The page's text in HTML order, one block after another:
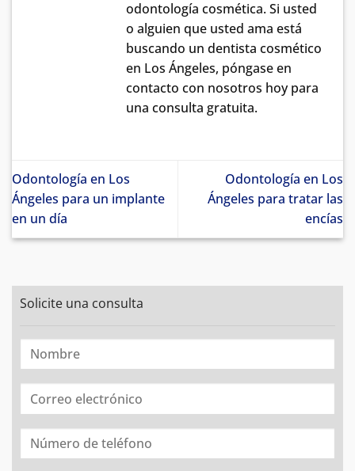
odontología cosmética. Si usted
o alguien que usted ama está
buscando un dentista cosmético
en Los Ángeles, póngase en
contacto con nosotros hoy para
una consulta gratuita.
Odontología en Los
Ángeles para un implante
en un día
Odontología en Los
Ángeles para tratar las
encías
Solicite una consulta